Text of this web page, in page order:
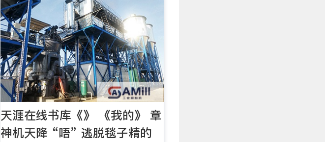
天涯在线书库《》 《我的》 章
神机天降 “唔” 逃脱毯子精的